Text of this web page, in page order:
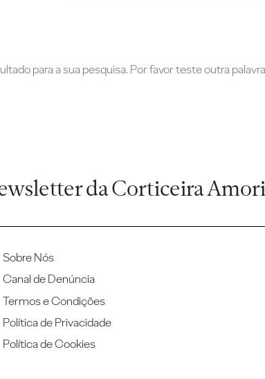
para a sua pesquisa. Por favor teste outra
da Corticeira
Sobre Nós
Canal de Denúncia
Termos e Condições
Política de Privacidade
Política de Cookies